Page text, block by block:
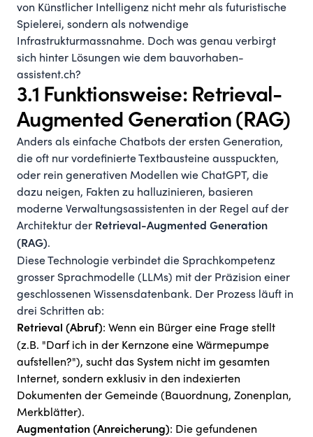
von Künstlicher Intelligenz nicht mehr als futuristische
Spielerei, sondern als notwendige
Infrastrukturmassnahme. Doch was genau verbirgt
sich hinter Lösungen wie dem bauvorhaben-
assistent.ch?
3.1 Funktionsweise: Retrieval-
Augmented Generation (RAG)
Anders als einfache Chatbots der ersten Generation,
die oft nur vordefinierte Textbausteine ausspuckten,
oder rein generativen Modellen wie ChatGPT, die
dazu neigen, Fakten zu halluzinieren, basieren
moderne Verwaltungsassistenten in der Regel auf der
Architektur der Retrieval-Augmented Generation
(RAG).
Diese Technologie verbindet die Sprachkompetenz
grosser Sprachmodelle (LLMs) mit der Präzision einer
geschlossenen Wissensdatenbank. Der Prozess läuft in
drei Schritten ab:
Retrieval (Abruf): Wenn ein Bürger eine Frage stellt
(z.B. "Darf ich in der Kernzone eine Wärmepumpe
aufstellen?"), sucht das System nicht im gesamten
Internet, sondern exklusiv in den indexierten
Dokumenten der Gemeinde (Bauordnung, Zonenplan,
Merkblätter).
Augmentation (Anreicherung): Die gefundenen